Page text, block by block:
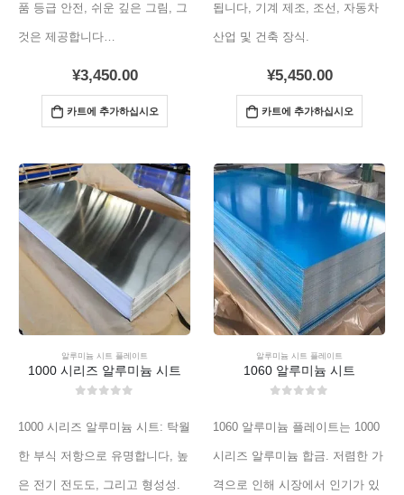
품 등급 안전, 쉬운 깊은 그림, 그
것은 제공합니다…
¥3,450.00
카트에 추가하십시오
됩니다, 기계 제조, 조선, 자동차
산업 및 건축 장식.
¥5,450.00
카트에 추가하십시오
알루미늄 시트 플레이트
1000 시리즈 알루미늄 시트
1000 시리즈 알루미늄 시트: 탁월
한 부식 저항으로 유명합니다, 높
은 전기 전도도, 그리고 형성성.
알루미늄 시트 플레이트
1060 알루미늄 시트
1060 알루미늄 플레이트는 1000
시리즈 알루미늄 합금. 저렴한 가
격으로 인해 시장에서 인기가 있